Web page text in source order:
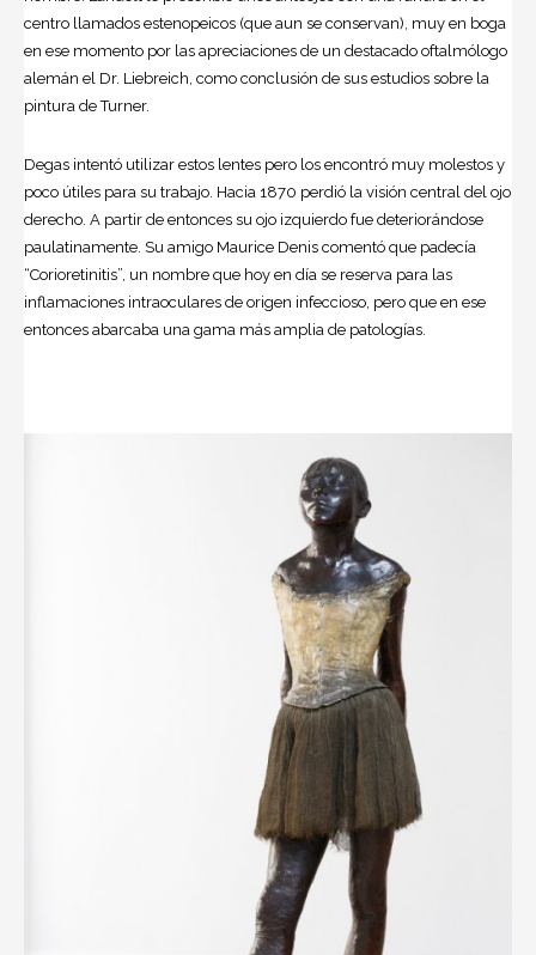
centro llamados estenopeicos (que aun se conservan), muy en boga
en ese momento por las apreciaciones de un destacado oftalmólogo
alemán el Dr. Liebreich, como conclusión de sus estudios sobre la
pintura de Turner.
Degas intentó utilizar estos lentes pero los encontró muy molestos y
poco útiles para su trabajo. Hacia 1870 perdió la visión central del ojo
derecho. A partir de entonces su ojo izquierdo fue deteriorándose
paulatinamente. Su amigo Maurice Denis comentó que padecía
“Corioretinitis”, un nombre que hoy en día se reserva para las
inflamaciones intraoculares de origen infeccioso, pero que en ese
entonces abarcaba una gama más amplia de patologías.